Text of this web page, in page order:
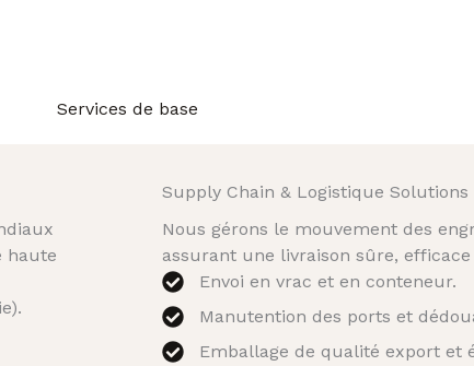
Services de base
haute
Supply Chain & Logistique Solutions
Nous gérons le mouvement des
assurant une livraison sûre,
Envoi en vrac et en conteneur.
Manutention des ports et
Emballage de qualité export et